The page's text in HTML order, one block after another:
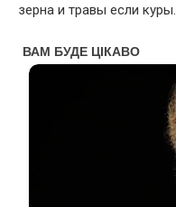
зерна и травы если куры.